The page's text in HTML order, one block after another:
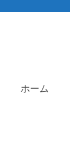
ホーム